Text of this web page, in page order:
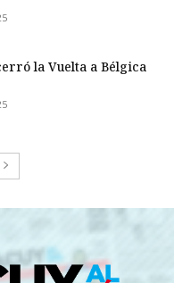
la Vuelta a Bélgica